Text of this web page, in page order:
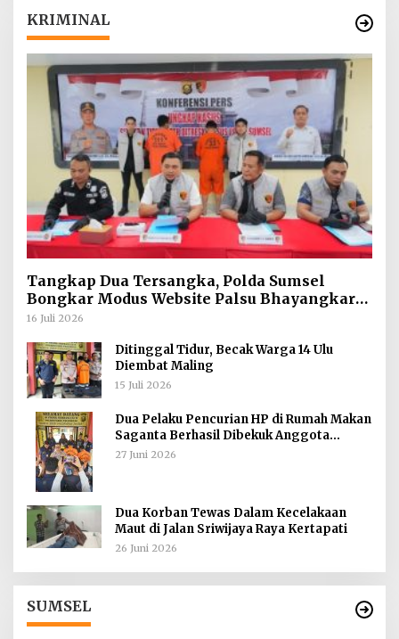
KRIMINAL
Tangkap Dua Tersangka, Polda Sumsel
Bongkar Modus Website Palsu Bhayangkara
Run
16 Juli 2026
Ditinggal Tidur, Becak Warga 14 Ulu
Diembat Maling
15 Juli 2026
Dua Pelaku Pencurian HP di Rumah Makan
Saganta Berhasil Dibekuk Anggota
Polsekta SU II Palembang !!
27 Juni 2026
Dua Korban Tewas Dalam Kecelakaan
Maut di Jalan Sriwijaya Raya Kertapati
26 Juni 2026
SUMSEL
Operasional Galian Tanpa Izin di Sekitar
Jembatan Sei Siarak, Desa Tanah Abang
Di Berita, Sumsel